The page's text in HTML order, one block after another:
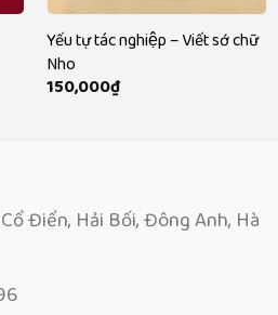
Yếu tự tác nghiệp – Viết sớ chữ
Nho
150,000₫
Điển, Hải Bối, Đông Anh, Hà